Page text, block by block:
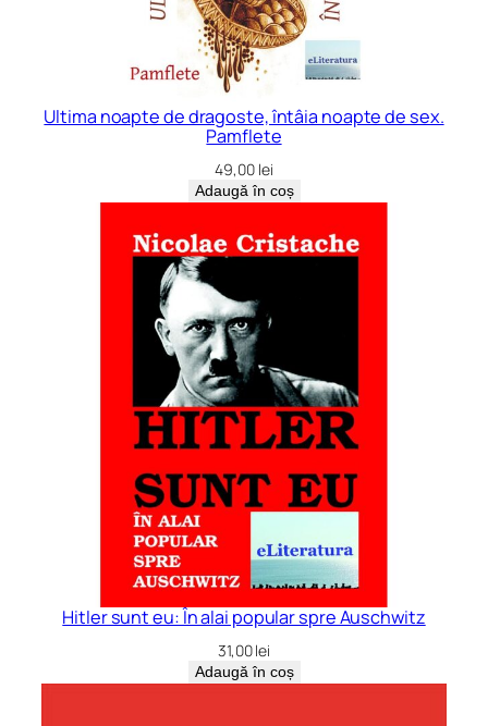
Ultima noapte de dragoste, întâia noapte de sex.
Pamflete
49,00 lei
Adaugă în coș
Hitler sunt eu: În alai popular spre Auschwitz
31,00lei
Adaugă în coș